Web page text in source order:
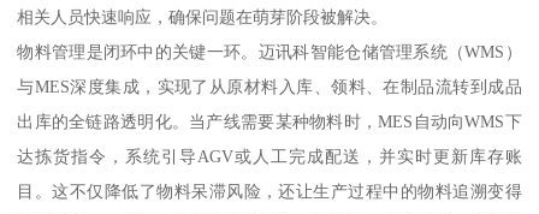
相关人员快速响应，确保问题在萌芽阶段被解决。
物料管理是闭环中的关键一环。迈讯科智能仓储管理系统（WMS）
与MES深度集成，实现了从原材料入库、领料、在制品流转到成品
出库的全链路透明化。当产线需要某种物料时，MES自动向WMS下
达拣货指令，系统引导AGV或人工完成配送，并实时更新库存账
目。这不仅降低了物料呆滞风险，还让生产过程中的物料追溯变得